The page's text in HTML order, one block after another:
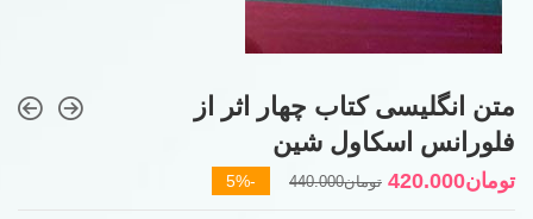
متن انگلیسی کتاب چهار اثر از
فلورانس اسکاول شین
تومان440.000قیمت
تومان420.000
قیمت